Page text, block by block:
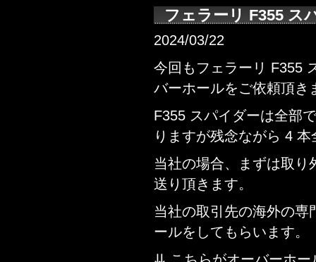
フェラーリ F355 ス
2024/03/22
今回もフェラーリ F355
バーホールをご依頼頂き
F355 スパイダーは全部
りますが残念ながら 4
当社の場合、まずは取
送り頂きます。
当社の取引先の海外の
ールをしてもらいます。